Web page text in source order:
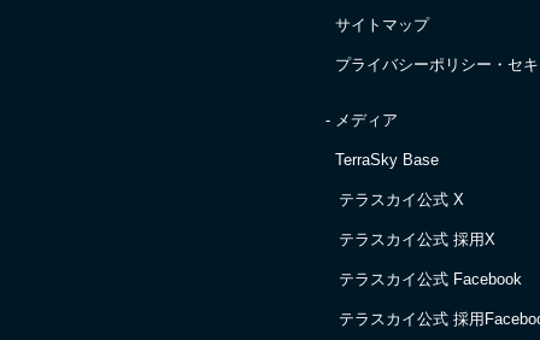
サイトマップ
プライバシーポリシー・ セ
- メディア
TerraSky Base
テラスカイ公式 X
テラスカイ公式 採用X
テラスカイ公式 Facebook
テラスカイ公式 採用